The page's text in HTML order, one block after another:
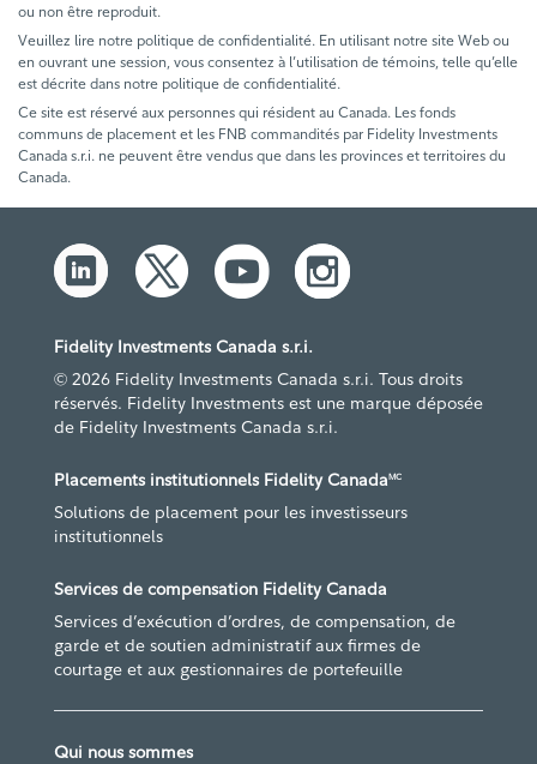
ou non être reproduit.
Veuillez lire notre politique de confidentialité. En utilisant notre site Web ou
en ouvrant une session, vous consentez à l’utilisation de témoins, telle qu’elle
est décrite dans notre politique de confidentialité.
Ce site est réservé aux personnes qui résident au Canada. Les fonds
communs de placement et les FNB commandités par Fidelity Investments
Canada s.r.i. ne peuvent être vendus que dans les provinces et territoires du
Canada.
Fidelity Investments Canada s.r.i.
© 2026 Fidelity Investments Canada s.r.i. Tous droits
réservés. Fidelity Investments est une marque déposée
de Fidelity Investments Canada s.r.i.
Placements institutionnels Fidelity CanadaMC
Solutions de placement pour les investisseurs
institutionnels
Services de compensation Fidelity Canada
Services d’exécution d’ordres, de compensation, de
garde et de soutien administratif aux firmes de
courtage et aux gestionnaires de portefeuille
Qui nous sommes